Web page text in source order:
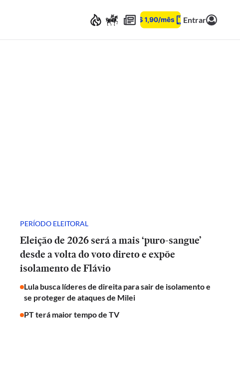
Entrar
PERÍODO ELEITORAL
Eleição de 2026 será a mais ‘puro-sangue’
desde a volta do voto direto e expõe
isolamento de Flávio
Lula busca líderes de direita para sair de isolamento e
se proteger de ataques de Milei
PT terá maior tempo de TV